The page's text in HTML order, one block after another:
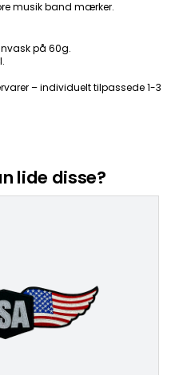
musik band mærker.
på 60g.
– individuelt tilpassede 1-3
lide disse?